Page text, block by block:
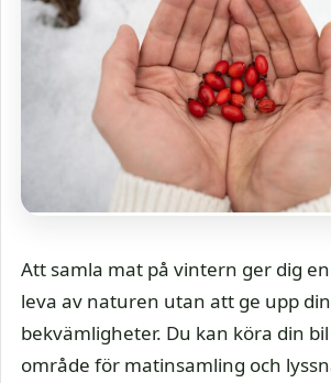
Att samla mat på vintern ger dig
leva av naturen utan att ge upp
bekvämligheter. Du kan köra din
område för matinsamling och